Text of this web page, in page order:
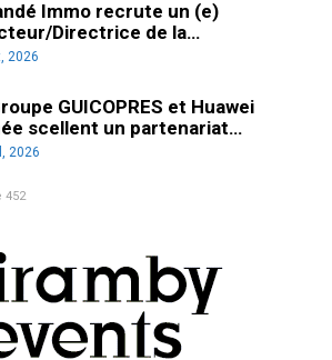
Immo recrute un (e)
Directrice de la…
2026
GUICOPRES et Huawei
scellent un partenariat…
2026
452